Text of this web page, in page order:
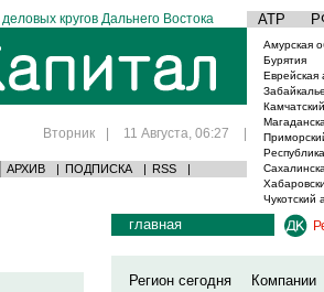
кругов Дальнего Востока АТР
Вторник | 11 Августа, 06:27 |
АРХИВ | ПОДПИСКА | RSS |
Амурская
Бурятия
Еврейская
Чукотский
главная
Регион сегодня
Компании